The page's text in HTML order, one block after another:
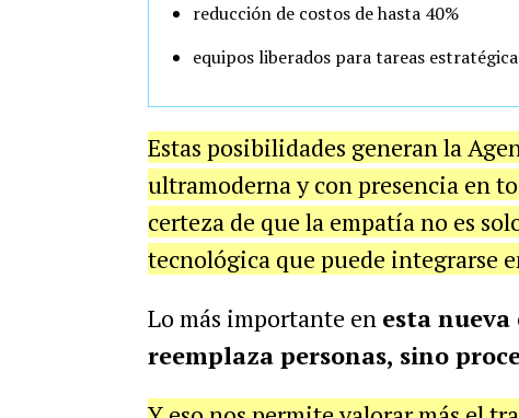
reducción de costos de hasta 40%
equipos liberados para tareas
Estas posibilidades generan la
ultramoderna y con presencia en
certeza de que la empatía no es
tecnológica que puede integrarse
Lo más importante en esta
reemplaza personas, sino